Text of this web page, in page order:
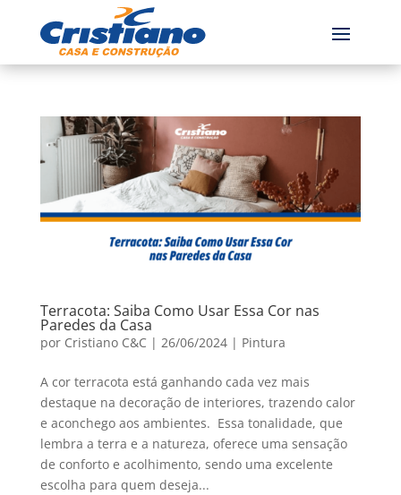
Terracota: Saiba Como Usar Essa Cor nas
Paredes da Casa
por Cristiano C&C | 26/06/2024| Pintura
A cor terracota está ganhando cada vez mais
destaque na decoração de interiores, trazendo calor
e aconchego aos ambientes. Essa tonalidade, que
lembra a terra e a natureza, oferece uma sensação
de conforto e acolhimento, sendo uma excelente
escolha para quem deseja...